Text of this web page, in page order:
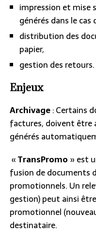
impression et mise
générés dans le
distribution des
papier,
gestion des retours.
Enjeux
Archivage: Certains
factures, doivent être
générés
«TransPromo » est
fusion de documents
promotionnels. Un
gestion) peut ainsi
promotionnel
destinataire.